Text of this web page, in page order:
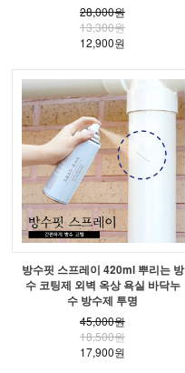
28,000원
13,300원
12,900원
방수핏 스프레이 420ml 뿌리는 방
수 코팅제 외벽 옥상 욕실 바닥누
수 방수제 투명
45,000원
18,500원
17,900원